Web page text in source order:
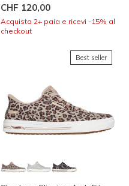
CHF 120,00
Acquista 2+ paia e ricevi -15% al
checkout
Best seller